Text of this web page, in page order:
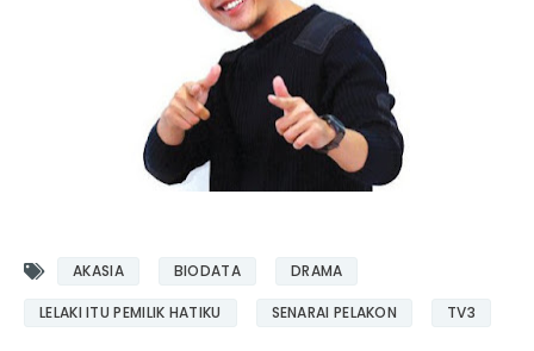
AKASIA BIODATA DRAMA
LELAKI ITU PEMILIK HATIKU SENARAI PELAKON TV3